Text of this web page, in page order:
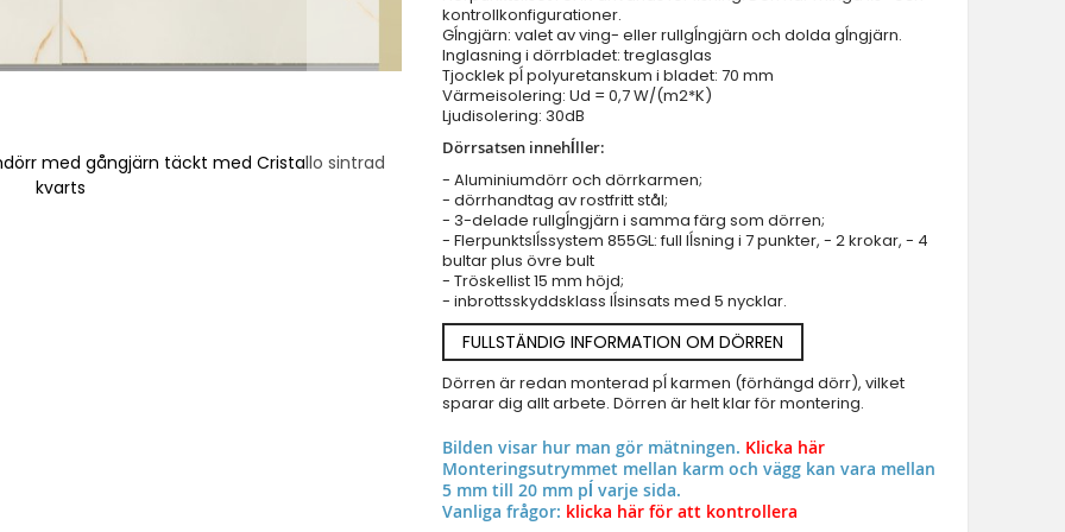
Ytterdörrar - specialerbjudande i lager
med gångjärn täckt med Cristallo sintrad
kvarts
kontrollkonfigurationer.
Gĺngjärn: valet av ving- eller rullgĺngjärn och dolda gĺngjärn.
Inglasning i dörrbladet: treglasglas
Tjocklek pĺ polyuretanskum i bladet: 70 mm
Värmeisolering: Ud = 0,7 W/(m2*K)
Ljudisolering: 30dB
Dörrsatsen innehĺller:
- Aluminiumdörr och dörrkarmen;
- dörrhandtag av rostfritt stål;
- 3-delade rullgĺngjärn i samma färg som dörren;
- Flerpunktslĺssystem 855GL: full lĺsning i 7 punkter, - 2 krokar, - 4
bultar plus övre bult
- Tröskellist 15 mm höjd;
- inbrottsskyddsklass lĺsinsats med 5 nycklar.
FULLSTÄNDIG INFORMATION OM DÖRREN
Dörren är redan monterad pĺ karmen (förhängd dörr), vilket
sparar dig allt arbete. Dörren är helt klar för montering.
Bilden visar hur man gör mätningen. Klicka här
Monteringsutrymmet mellan karm och vägg kan vara mellan
5 mm till 20 mm pĺ varje sida.
Vanliga frågor: klicka här för att kontrollera